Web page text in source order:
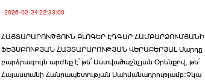
2026-02-24 22:33:00
ՀԱՅՏԱՐԱՐՈՒԹՅՈՒՆ ԲԼՈԳԵՐ ԷԴԳԱՐ ՀԱՄԲԱՐՁՈՒՄՅԱՆԻ
ՖԵՅՍԲՈՒՔՅԱՆ ՀԱՅՏԱՐԱՐՈՒԹՅԱՆ ՎԵՐԱԲԵՐՅԱԼ Մարդը
բարձրագույն արժեք է՝ թե՛ Աստվածաշնչյան Օրենքով, թե՛
Հայաստանի Հանրապետության Սահմանադրությամբ։Չկա